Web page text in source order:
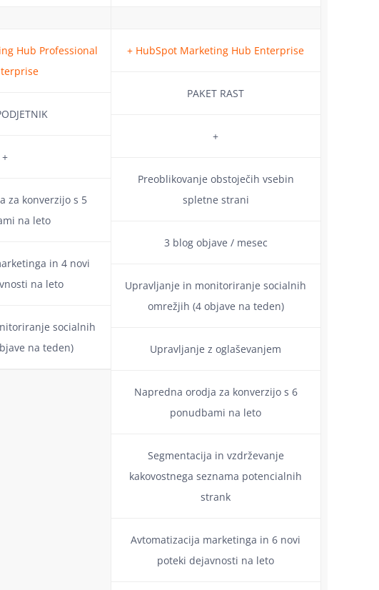
Hub Professional
+
za konverzijo s 5
na leto
in 4 novi
na leto
socialnih
na teden)
+ HubSpot Marketing Hub Enterprise
PAKET RAST
+
Preoblikovanje obstoječih vsebin
spletne strani
3 blog objave / mesec
Upravljanje in monitoriranje socialnih
omrežjih (4 objave na teden)
Upravljanje z oglaševanjem
Napredna orodja za konverzijo s 6
ponudbami na leto
Segmentacija in vzdrževanje
kakovostnega seznama potencialnih
strank
Avtomatizacija marketinga in 6 novi
poteki dejavnosti na leto